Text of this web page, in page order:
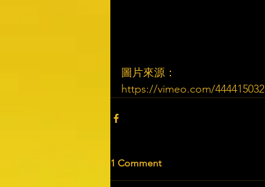
圖片來源：
https://vimeo.com/444415032​
1 Comment